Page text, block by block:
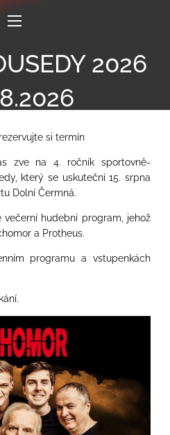
2026
si termín
zve na 4. ročník sportovně-
který se uskuteční 15. srpna
Dolní Čermná.
hudební program, jehož
a Protheus.
programu a vstupenkách